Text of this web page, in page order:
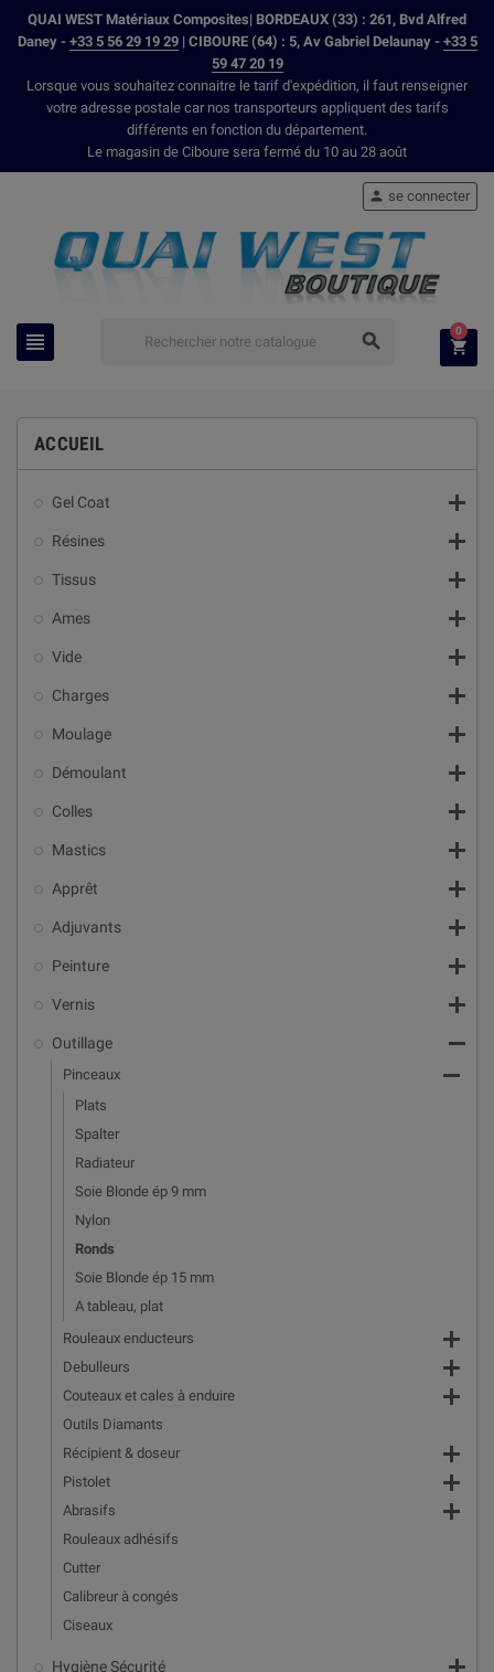
QUAI WEST Matériaux Composites| BORDEAUX (33) : 261, Bvd Alfred
Daney - +33 5 56 29 19 29| CIBOURE (64) : 5, Av Gabriel Delaunay - +33 5
59 47 20 19
Lorsque vous souhaitez connaitre le tarif d'expédition, il faut renseigner
votre adresse postale car nos transporteurs appliquent des tarifs
différents en fonction du département.
Le magasin de Ciboure sera fermé du 10 au 28 août
 
 se connecter

0
ACCUEIL
Gel Coat 
Résines 
Tissus 
Ames 
Vide 
Charges 
Moulage 
Démoulant 
Colles 
Mastics 
Apprêt 
Adjuvants 
Peinture 
Vernis 
Outillage 
Pinceaux 
Plats
Spalter
Radiateur
Soie Blonde ép 9 mm
Nylon
Ronds
Soie Blonde ép 15 mm
A tableau, plat
Rouleaux enducteurs

Debulleurs 
Couteaux et cales à enduire 
Outils Diamants
Récipient & doseur

Pistolet 
Abrasifs 
Rouleaux adhésifs
Cutter
Calibreur à congés
Ciseaux
Hygiène Sécurité